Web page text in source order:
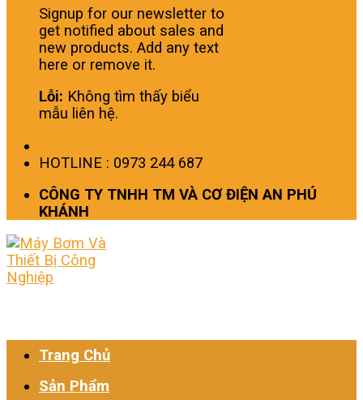
Signup for our newsletter to
get notified about sales and
new products. Add any text
here or remove it.
Lỗi: Không tìm thấy biểu
mẫu liên hệ.
HOTLINE : 0973 244 687
CÔNG TY TNHH TM VÀ CƠ ĐIỆN AN PHÚ
KHÁNH
Trang Chủ
Sản Phẩm